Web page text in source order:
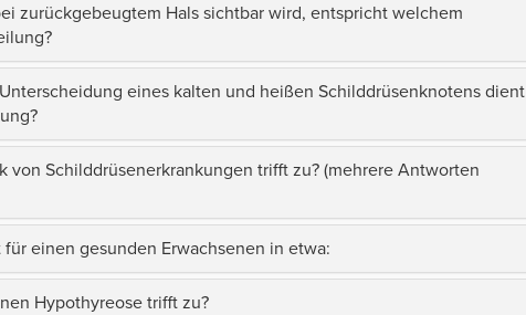
zurückgebeugtem Hals sichtbar wird, entspricht welchem
eines kalten und heißen Schilddrüsenknotens dient
von Schilddrüsenerkrankungen trifft zu? (mehrere Antworten
einen gesunden Erwachsenen in etwa:
Hypothyreose trifft zu?